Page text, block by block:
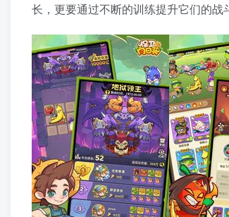
长，更要通过不断的训练提升它们的战